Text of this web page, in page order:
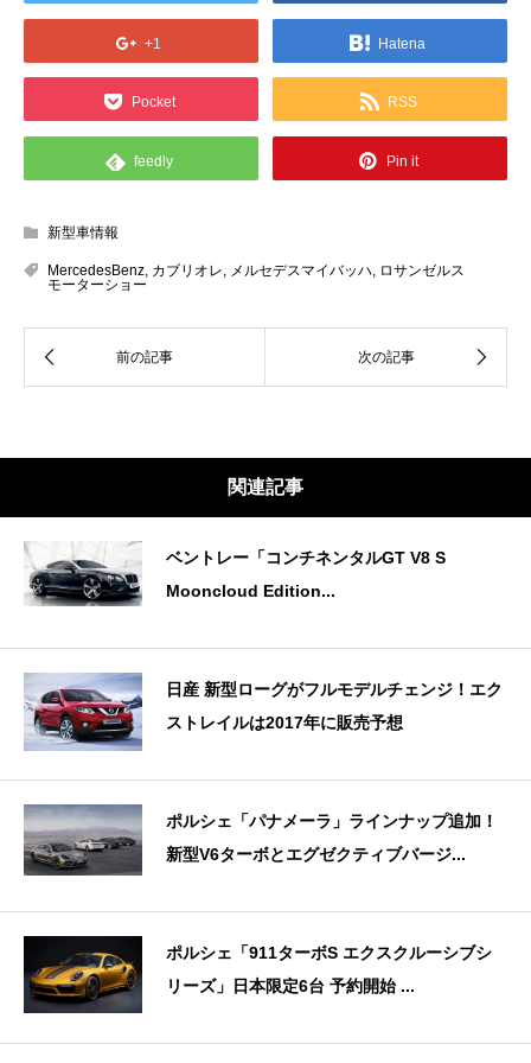
+1 Hatena
Pocket RSS
feedly Pin it
新型車情報
MercedesBenz カブリオレ メルセデスマイバッハ ロサンゼルス
モーターショー
関連記事
ベントレー「コンチネンタルGT V8 S
Mooncloud Edition...
日産 新型ローグがフルモデルチェンジ！エク
ストレイルは2017年に販売予想
ポルシェ「パナメーラ」ラインナップ追加！
新型V6ターボとエグゼクティブバージ...
ポルシェ「911ターボS エクスクルーシブシ
リーズ」日本限定6台 予約開始 ...